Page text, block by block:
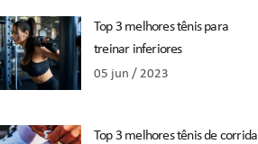
Top 3 melhores tênis para
treinar inferiores
05 jun / 2023
Top 3 melhores tênis de corrida